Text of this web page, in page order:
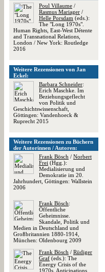
Poul Villaume /
Rasmus Mariager /
Helle Porsdam (eds.):
The "Long 1970s".
Human Rights, East-West Détente
and Transnational Relations,
London / New York: Routledge
2016
Weitere Rezensionen von Jan
Eckel:
Barbara Schneider:
Erich Maschke. Im
Beziehungsgeflecht
von Politik und
Geschichtswissenschaft,
Göttingen: Vandenhoeck &
Ruprecht 2015
Weitere Rezensionen zu Büchern
der Autorinnen / Autoren:
Frank Bösch / Norbert
Frei (Hgg.):
Medialisierung und
Demokratie im 20.
Jahrhundert, Göttingen: Wallstein
2006
Frank Bösch:
Öffentliche
Geheimnisse.
Skandale, Politik und
Medien in Deutschland und
Großbritannien 1880-1914,
München: Oldenbourg 2009
Frank Bösch / Rüdiger
Graf (eds.): The
Energy Crisis of the
1970s. Anticipations